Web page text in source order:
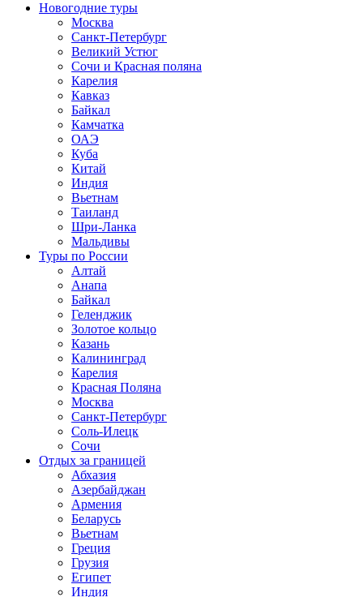
Новогодние туры
Москва
Санкт-Петербург
Великий Устюг
Сочи и Красная поляна
Карелия
Кавказ
Байкал
Камчатка
ОАЭ
Куба
Китай
Индия
Вьетнам
Таиланд
Шри-Ланка
Мальдивы
Туры по России
Алтай
Анапа
Байкал
Геленджик
Золотое кольцо
Казань
Калининград
Карелия
Красная Поляна
Москва
Санкт-Петербург
Соль-Илецк
Сочи
Отдых за границей
Абхазия
Азербайджан
Армения
Беларусь
Вьетнам
Греция
Грузия
Египет
Индия